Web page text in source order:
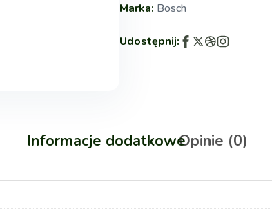
Marka: Bosch
Udostępnij:
Informacje dodatkoweOpinie (0)